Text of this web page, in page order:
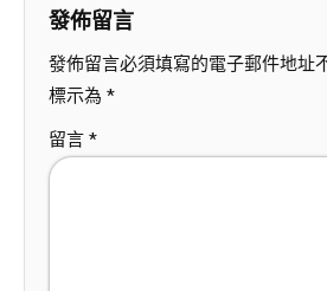
發佈留言
發佈留言必須填寫的電子郵件地址
標示為 *
留言 *